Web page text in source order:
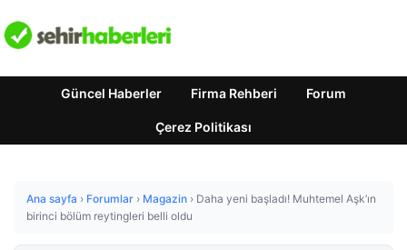
Güncel Haberler Firma Rehberi Forum
Çerez Politikası
Ana sayfa › Forumlar › Magazin › Daha yeni başladı! Muhtemel Aşk’ın
birinci bölüm reytingleri belli oldu